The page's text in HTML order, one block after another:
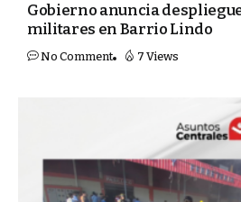
Gobierno anuncia
militares en Barrio Lindo
No Comment 7 Views